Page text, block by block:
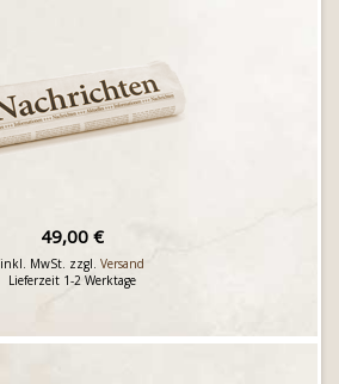
49,00 €
inkl. MwSt. zzgl. Versand
Lieferzeit 1-2 Werktage